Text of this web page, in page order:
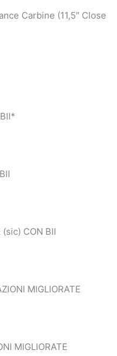
Carbine (11,5″ Close
(sic) CON BII
MIGLIORATE
MIGLIORATE